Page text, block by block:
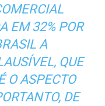
EM 32% POR
A
QUE
O ASPECTO
DE